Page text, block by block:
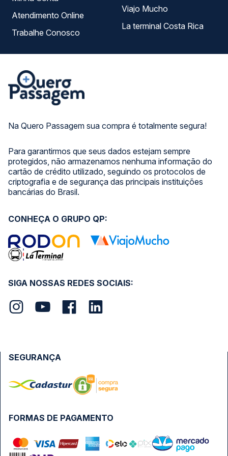
Na Quero Passagem sua compra é totalmente segura!
Para garantirmos que seus dados estejam sempre
protegidos, não armazenamos nenhuma informação do
cartão de crédito utilizado, seguindo os protocolos de
criptografia e de segurança das principais instituições
bancárias do Brasil.
Atendimento Online
Trabalhe Conosco
Viajo Mucho
La terminal Costa Rica
SIGA NOSSAS REDES SOCIAIS:
CONHEÇA O GRUPO QP:
FORMAS DE PAGAMENTO
SEGURANÇA